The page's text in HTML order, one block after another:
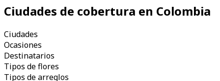
Ciudades de cobertura en Colombia
Ciudades
Ocasiones
Destinatarios
Tipos de flores
Tipos de arreglos